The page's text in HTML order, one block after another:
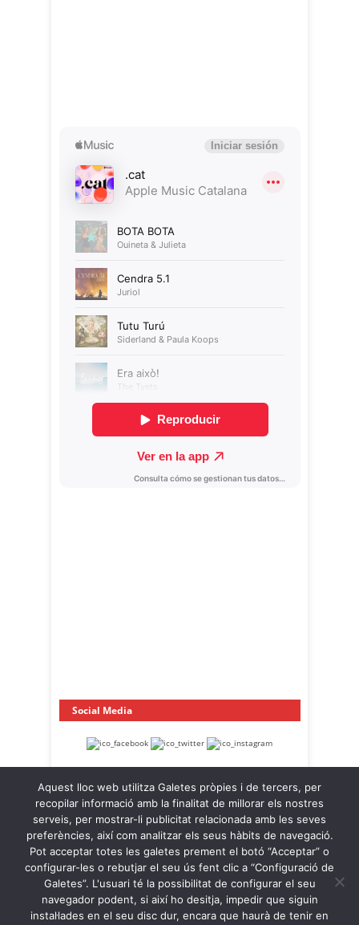
Social Media
OnaCat.Ràdio -- Powered by OnaCat.Ràdio
Notícies A la Carta
OnaCat.Ràdio Directe
Agenda
Contacte
Política de Privacitat
Política de Galetes
Aquest lloc web utilitza Galetes pròpies i de tercers, per
recopilar informació amb la finalitat de millorar els nostres
serveis, per mostrar-li publicitat relacionada amb les seves
preferències, així com analitzar els seus hàbits de navegació.
Pot acceptar totes les galetes prement el botó “Acceptar” o
configurar-les o rebutjar el seu ús fent clic a “Configuració de
Galetes”. L'usuari té la possibilitat de configurar el seu
navegador podent, si així ho desitja, impedir que siguin
instal·lades en el seu disc dur, encara que haurà de tenir en